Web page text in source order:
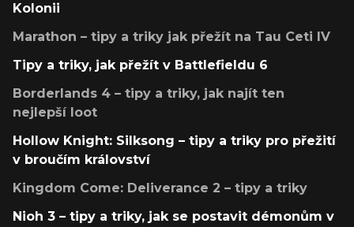
Kolonii
Marathon – tipy a triky jak přežít na Tau Ceti IV
Tipy a triky, jak přežít v Battlefieldu 6
Borderlands 4 – tipy a triky, jak najít ten
nejlepší loot
Hollow Knight: Silksong – tipy a triky pro přežití
v broučím království
Kingdom Come: Deliverance 2 – tipy a triky
Nioh 3 – tipy a triky, jak se postavit démonům v